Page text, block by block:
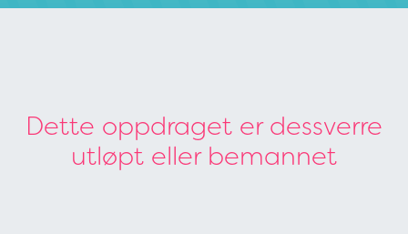
Dette oppdraget er dessverre
utløpt eller bemannet